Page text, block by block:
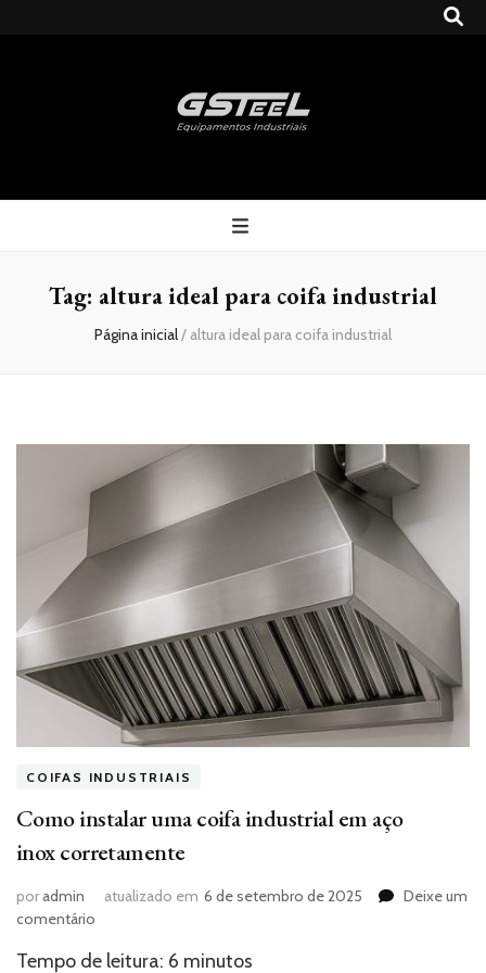
Gsteel
Tag: altura ideal para coifa industrial
Página inicial/ altura ideal para coifa industrial
COIFAS INDUSTRIAIS
Como instalar uma coifa industrial em aço
inox corretamente
poradmin atualizado em 6 de setembro de 2025
Deixe um
comentário
instalar
Tempo de leitura: 6 minutos